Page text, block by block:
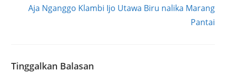
Aja Nganggo Klambi Ijo Utawa Biru nalika Marang
Pantai
Tinggalkan Balasan